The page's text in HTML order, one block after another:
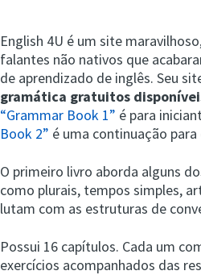
English 4U é um site
falantes não nativos que
de aprendizado de inglês. Seu
gramática gratuitos
“Grammar Book 1” é para
Book 2” é uma continuação
O primeiro livro aborda alguns
como plurais, tempos simples,
lutam com as estruturas de
Possui 16 capítulos. Cada um
exercícios acompanhados das